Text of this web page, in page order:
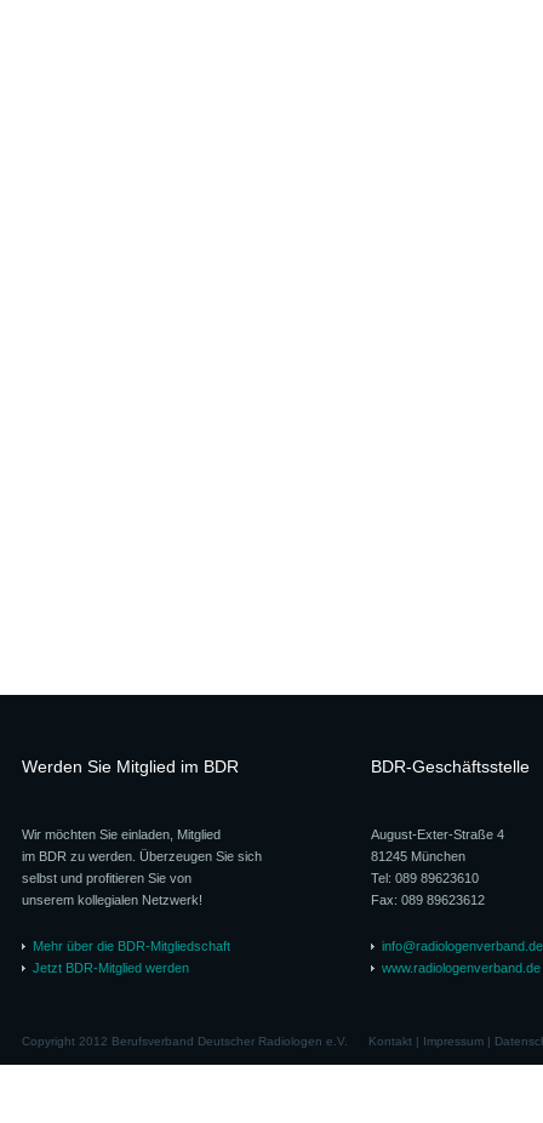
Werden Sie Mitglied im BDR
Wir möchten Sie einladen, Mitglied
im BDR zu werden. Überzeugen Sie sich
selbst und profitieren Sie von
unserem kollegialen Netzwerk!
Mehr über die BDR-Mitgliedschaft
Jetzt BDR-Mitglied werden
BDR-Geschäftsstelle
August-Exter-Straße 4
81245 München
Tel: 089 89623610
Fax: 089 89623612
info@radiologenverband.de
www.radiologenverband.de
Copyright 2012 Berufsverband Deutscher Radiologen e.V. Kontakt| Impressum|